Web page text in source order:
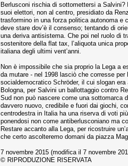
Berlusconi rischia di sottomettersi a
suoi elettori, non al centro, presidiato da
trasformino in una forza politica autonoma e
deve stare dov’è il consenso; tentando di
una deriva antisistema. Che poi nel ruolo di
sostenitore della flat tax, l’aliquota unica
italiana degli ultimi vent’anni.
Non è impossibile che sia proprio la Lega a
da mutare - nel 1998 lasciò che corresse
socialdemocratico Schröder, il cui slogan
Bologna, per Salvini un ballottaggio contro
Sud non può nascere come una sottomarca
davvero nuovo, credibile e fuori dai giochi,
centrodestra in Italia ha una riserva di voti
ponendosi non come antiberlusconiano ma
Restare accanto alla Lega, per ricostruire
che certo ascolteremo domani da piazza
7 novembre 2015 (modifica il 7 novembre
© RIPRODUZIONE RISERVATA